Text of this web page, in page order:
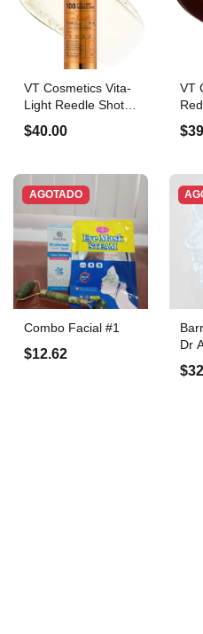
VT Cosmetics Vita-
Light Reedle Shot
100
$40.00
VT
AGOTADO
Combo Facial #1
$12.62
Dr